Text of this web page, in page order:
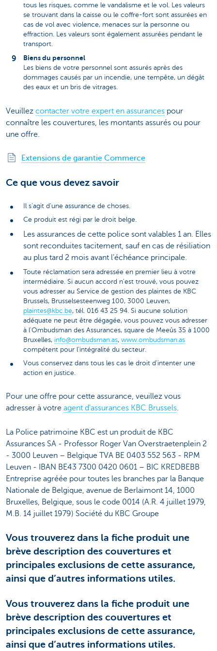
tous les risques, comme le vandalisme et le vol. Les valeurs
se trouvant dans la caisse ou le coffre-fort sont assurées en
cas de vol avec violence, menaces sur la personne ou
effraction. Les valeurs sont également assurées pendant le
transport.
Biens du personnel
Les biens de votre personnel sont assurés après des
dommages causés par un incendie, une tempête, un dégât
des eaux et un bris de vitrages.
Veuillez contacter votre expert en assurances pour
connaître les couvertures, les montants assurés ou pour
une offre.
Extensions de garantie Commerce
Ce que vous devez savoir
Il s'agit d'une assurance de choses.
Ce produit est régi par le droit belge.
Les assurances de cette police sont valables 1 an. Elles
sont reconduites tacitement, sauf en cas de résiliation
au plus tard 2 mois avant l’échéance principale.
Toute réclamation sera adressée en premier lieu à votre
intermédiaire. Si aucun accord n'est trouvé, vous pouvez
vous adresser au Service de gestion des plaintes de KBC
Brussels, Brusselsesteenweg 100, 3000 Leuven,
plaintes@kbc.be, tél. 016 43 25 94. Si aucune solution
adéquate ne peut être dégagée, vous pouvez vous adresser
à l'Ombudsman des Assurances, square de Meeûs 35 à 1000
Bruxelles, info@ombudsman.as, www.ombudsman.as
compétent pour l'intégralité du secteur.
Vous conservez dans tous les cas le droit d'intenter une
action en justice.
Pour une offre pour cette assurance, veuillez vous
adresser à votre agent d'assurances KBC Brussels.
La Police patrimoine KBC est un produit de KBC
Assurances SA - Professor Roger Van Overstraetenplein 2
- 3000 Leuven – Belgique TVA BE 0403 552 563 - RPM
Leuven - IBAN BE43 7300 0420 0601 – BIC KREDBEBB
Entreprise agréée pour toutes les branches par la Banque
Nationale de Belgique, avenue de Berlaimont 14, 1000
Bruxelles, Belgique, sous le code 0014 (A.R. 4 juillet 1979,
M.B. 14 juillet 1979) Société du KBC Groupe
Vous trouverez dans la fiche produit une
brève description des couvertures et
principales exclusions de cette assurance,
ainsi que d’autres informations utiles.
Vous trouverez dans la fiche produit une
brève description des couvertures et
principales exclusions de cette assurance,
ainsi que d’autres informations utiles.